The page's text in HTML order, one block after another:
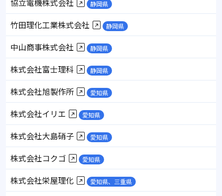
協立電機株式会社 静岡県
竹田理化工業株式会社 静岡県
中山商事株式会社 静岡県
株式会社富士理科 静岡県
株式会社旭製作所 愛知県
株式会社イリエ 愛知県
株式会社大島硝子 愛知県
株式会社コクゴ 愛知県
株式会社栄屋理化 愛知県、三重県